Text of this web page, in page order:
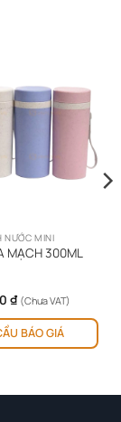
NƯỚC MINI
MẠCH 300ML
₫ (Chưa VAT)
BÁO GIÁ